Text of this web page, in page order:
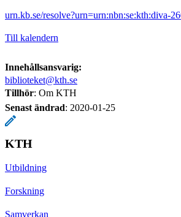
urn.kb.se/resolve?urn=urn:nbn:se:kth:diva-
Till kalendern
Innehållsansvarig:
biblioteket@kth.se
Tillhör: Om KTH
Senast ändrad: 2020-01-25
KTH
Utbildning
Forskning
Samverkan